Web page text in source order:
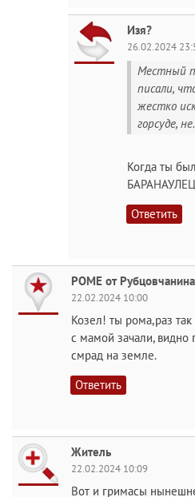
Изя?
26.02.2024
Местный
писали,
жестко
горсуде,
Когда ты
Ответить
РОМЕ от Рубцовчанина
22.02.2024 10:00
Козел! ты рома,раз
с мамой зачали, видно
смрад на земле.
Ответить
Житель
22.02.2024 10:09
Вот и гримасы